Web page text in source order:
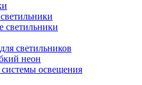
светильники
светильников
неон
освещения